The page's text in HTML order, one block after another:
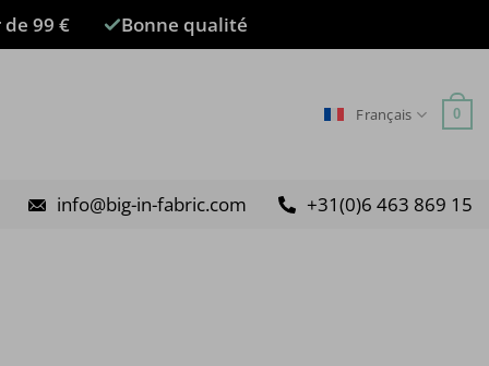
99 € Bonne qualité
Français 0
info@big-in-fabric.com +31(0)6 463 869 15